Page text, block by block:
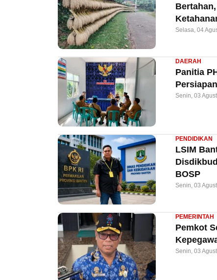
Selasa, 04
DAERAH
Panitia
Senin, 03
PENDIDIKAN
LSIM
BOSP
Senin, 03
PEMERINTAH
Pemkot
Senin, 03